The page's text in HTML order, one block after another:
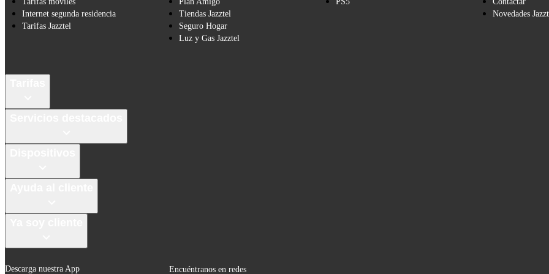
Internet segunda residencia
Tarifas Jazztel
Tiendas Jazztel
Seguro Hogar
Luz y Gas Jazztel
Novedades
Descarga nuestra App Encuéntranos en redes